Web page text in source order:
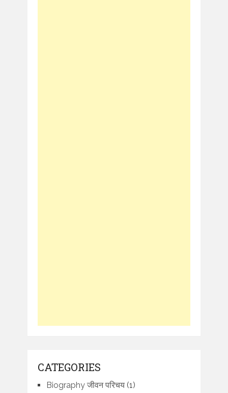
CATEGORIES
Biography जीवन परिचय(1)